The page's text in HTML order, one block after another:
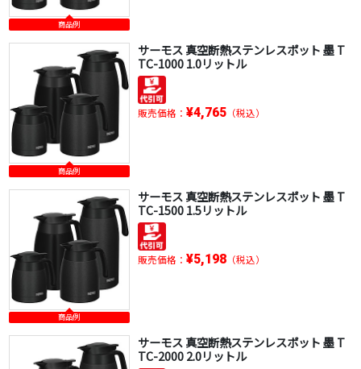
商品例
商品例
サーモス 真空断熱ステンレスポット 墨 T
TC-1000 1.0リットル
販売価格： ¥4,765（税込）
商品例
サーモス 真空断熱ステンレスポット 墨 T
TC-1500 1.5リットル
販売価格： ¥5,198（税込）
サーモス 真空断熱ステンレスポット 墨 T
TC-2000 2.0リットル